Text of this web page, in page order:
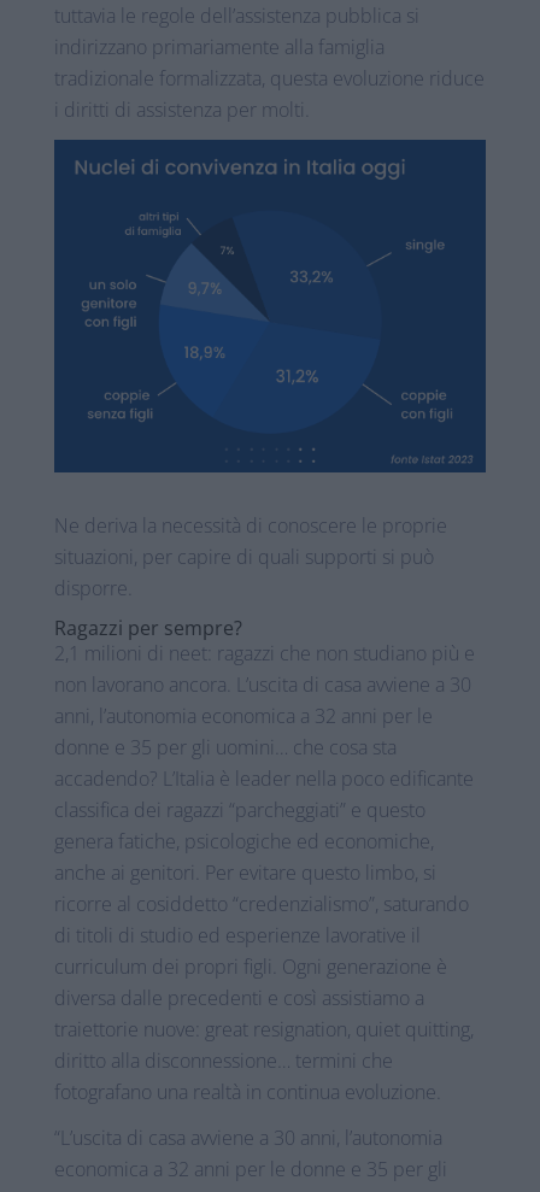
tuttavia le regole dell’assistenza pubblica si
indirizzano primariamente alla famiglia
tradizionale formalizzata, questa evoluzione riduce
i diritti di assistenza per molti.
Ne deriva la necessità di conoscere le proprie
situazioni, per capire di quali supporti si può
disporre.
Ragazzi per sempre?
2,1 milioni di neet: ragazzi che non studiano più e
non lavorano ancora. L’uscita di casa avviene a 30
anni, l’autonomia economica a 32 anni per le
donne e 35 per gli uomini… che cosa sta
accadendo? L’Italia è leader nella poco edificante
classifica dei ragazzi “parcheggiati” e questo
genera fatiche, psicologiche ed economiche,
anche ai genitori. Per evitare questo limbo, si
ricorre al cosiddetto “credenzialismo”, saturando
di titoli di studio ed esperienze lavorative il
curriculum dei propri figli. Ogni generazione è
diversa dalle precedenti e così assistiamo a
traiettorie nuove: great resignation, quiet quitting,
diritto alla disconnessione… termini che
fotografano una realtà in continua evoluzione.
“L’uscita di casa avviene a 30 anni, l’autonomia
economica a 32 anni per le donne e 35 per gli